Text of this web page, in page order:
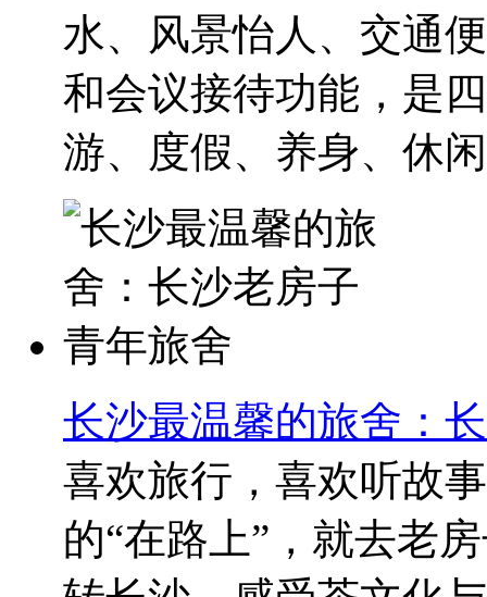
水、风景怡人、交通
和会议接待功能，是
游、度假、养身、休
长沙最温馨的旅舍：
喜欢旅行，喜欢听故
的“在路上”，就去老